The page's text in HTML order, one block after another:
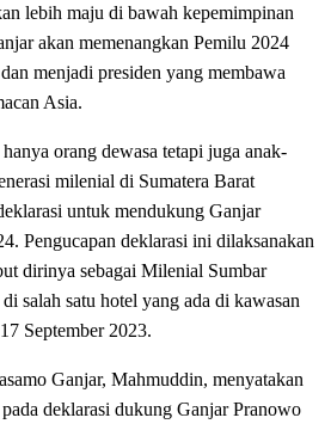
lebih maju di bawah kepemimpinan
akan memenangkan Pemilu 2024
menjadi presiden yang membawa
Asia.
orang dewasa tetapi juga anak-
milenial di Sumatera Barat
untuk mendukung Ganjar
Pengucapan deklarasi ini dilaksanakan
dirinya sebagai Milenial Sumbar
salah satu hotel yang ada di kawasan
September 2023.
Ganjar, Mahmuddin, menyatakan
deklarasi dukung Ganjar Pranowo